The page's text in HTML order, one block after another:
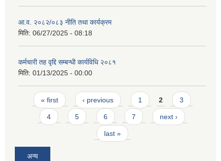
आ.व. २०८२/०८३ नीति तथा कार्यक्रम
मिति: 06/27/2025 - 08:18
कर्मचारी तह वृद्दि सम्बन्धी कार्यविधि २०८१
मिति: 01/13/2025 - 00:00
Pages
« first ‹ previous 1 2 3
4 5 6 7 next ›
last »
अन्य